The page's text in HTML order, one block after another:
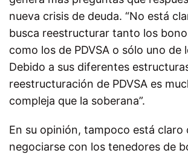
nueva crisis de deuda. “No está
busca reestructurar tanto los
como los de PDVSA o sólo uno de
Debido a sus diferentes
reestructuración de PDVSA es
compleja que la soberana”.
En su opinión, tampoco está claro
negociarse con los tenedores de